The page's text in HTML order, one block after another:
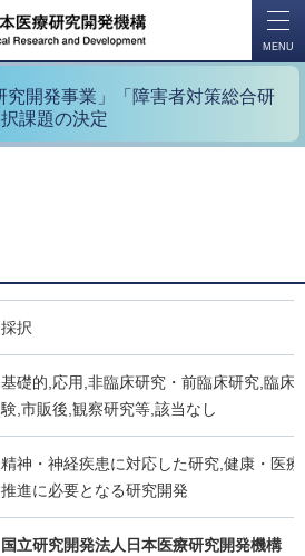
MENU
究開発事業」「障害者対策総合研
課題の決定
採択
基礎的,応用,非臨床研究・前臨床研究,臨床
験,市販後,観察研究等,該当なし
精神・神経疾患に対応した研究,健康・医
推進に必要となる研究開発
国立研究開発法人日本医療研究開発機構